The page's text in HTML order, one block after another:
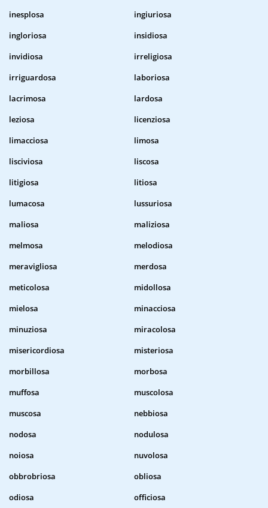
inesplosa
ingiuriosa
ingloriosa
insidiosa
invidiosa
irreligiosa
irriguardosa
laboriosa
lacrimosa
lardosa
leziosa
licenziosa
limacciosa
limosa
lisciviosa
liscosa
litigiosa
litiosa
lumacosa
lussuriosa
maliosa
maliziosa
melmosa
melodiosa
meravigliosa
merdosa
meticolosa
midollosa
mielosa
minacciosa
minuziosa
miracolosa
misericordiosa
misteriosa
morbillosa
morbosa
muffosa
muscolosa
muscosa
nebbiosa
nodosa
nodulosa
noiosa
nuvolosa
obbrobriosa
obliosa
odiosa
officiosa